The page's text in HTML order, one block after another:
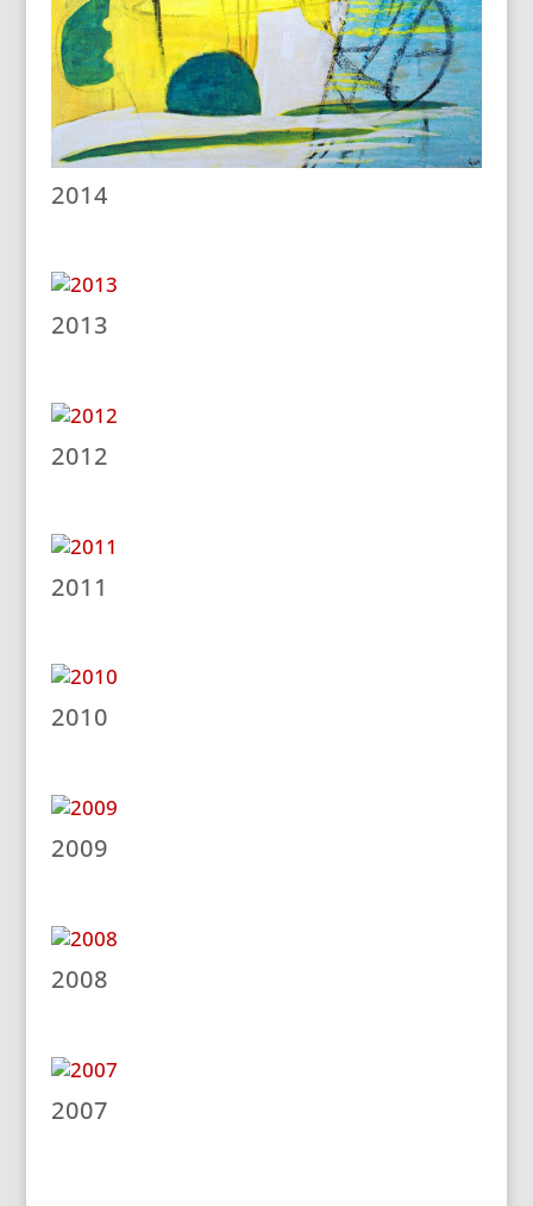
2014
2013
2012
2011
2010
2009
2008
2007